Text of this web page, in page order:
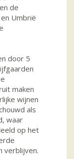
de
Umbrië
door 5
maken
wijnen
als
waar
op het
verblijven.